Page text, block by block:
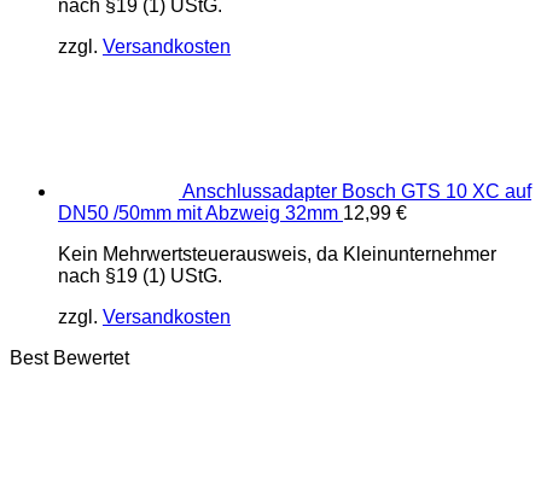
nach §19 (1) UStG.
zzgl. Versandkosten
Anschlussadapter Bosch GTS 10 XC auf
DN50 /50mm mit Abzweig 32mm 12,99 €
Kein Mehrwertsteuerausweis, da Kleinunternehmer
nach §19 (1) UStG.
zzgl. Versandkosten
Best Bewertet